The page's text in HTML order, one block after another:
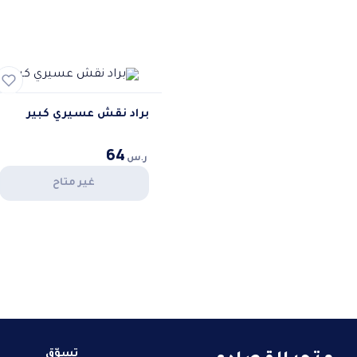
براد نقش عسيري كبير
ر.س 64
غير متاح
تسوّق